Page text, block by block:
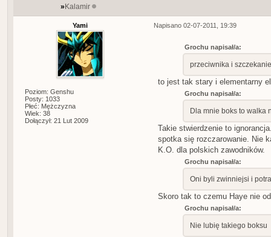
» Kalamir
Yami
Poziom: Genshu
Posty: 1033
Płeć: Mężczyzna
Wiek: 38
Dołączył: 21 Lut 2009
Napisano 02-07-2011, 19:39
Grochu napisał/a:
przeciwnika i
to jest tak stary i elementarny
Grochu napisał/a:
Dla mnie boks to walka
Takie stwierdzenie to
spotka się rozczarowanie. Nie
K.O. dla polskich zawodników.
Grochu napisał/a:
Oni byli zwinniejsi i
Skoro tak to czemu Haye nie
Grochu napisał/a:
Nie lubię takiego boksu